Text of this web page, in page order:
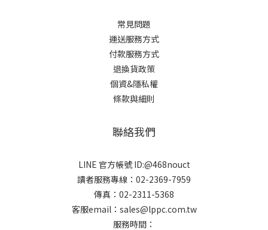
常見問題
運送服務方式
付款服務方式
退換貨政策
個資&隱私權
條款與細則
聯絡我們
LINE 官方帳號 ID:@468nouct
讀者服務專線：02-2369-7959
傳真：02-2311-5368
客服email：sales@lppc.com.tw
服務時間：